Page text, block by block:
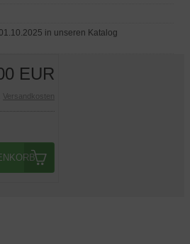
in unseren Katalog
EUR
Versandkosten